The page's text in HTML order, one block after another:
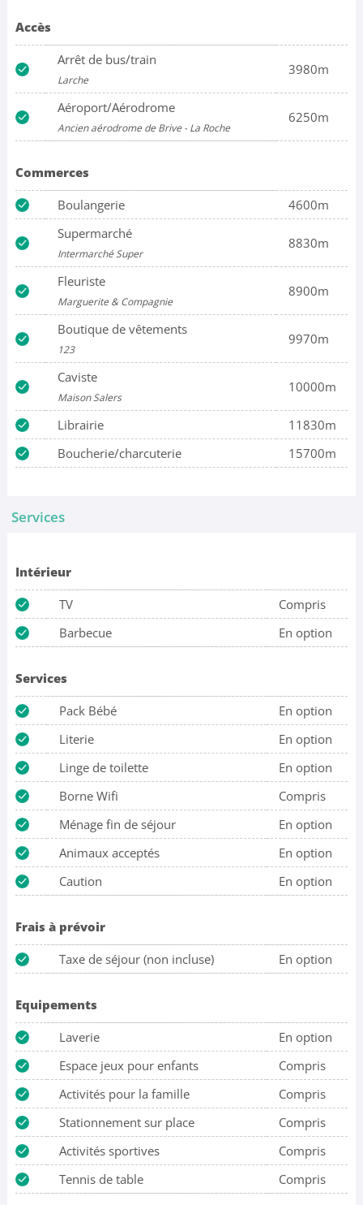
Accès
Arrêt de bus/train
Larche
3980m
Aéroport/Aérodrome
Ancien aérodrome de Brive - La Roche
6250m
Commerces
Boulangerie
4600m
Supermarché
Intermarché Super
8830m
Fleuriste
Marguerite & Compagnie
8900m
Boutique de vêtements
123
9970m
Caviste
Maison Salers
10000m
Librairie
11830m
Boucherie/charcuterie
15700m
Services
Intérieur
TV
Compris
Barbecue
En option
Services
Pack Bébé
En option
Literie
En option
Linge de toilette
En option
Borne Wifi
Compris
Ménage fin de séjour
En option
Animaux acceptés
En option
Caution
En option
Frais à prévoir
Taxe de séjour (non incluse)
En option
Equipements
Laverie
En option
Espace jeux pour enfants
Compris
Activités pour la famille
Compris
Stationnement sur place
Compris
Activités sportives
Compris
Tennis de table
Compris